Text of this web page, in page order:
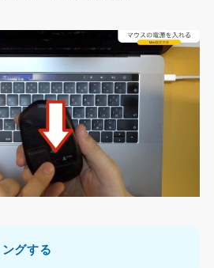
グする